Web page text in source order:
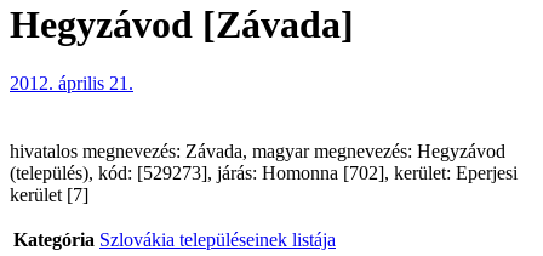
Hegyzávod [Závada]
2012. április 21.
hivatalos megnevezés: Závada, magyar megnevezés: Hegyzávod
(település), kód: [529273], járás: Homonna [702], kerület: Eperjesi
kerület [7]
Kategória Szlovákia településeinek listája